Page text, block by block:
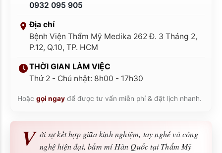
0932 095 905
Địa chỉ
Bệnh Viện Thẩm Mỹ Medika 262 Đ. 3 Tháng 2,
P.12, Q.10, TP. HCM
THỜI GIAN LÀM VIỆC
Thứ 2 - Chủ nhật: 8h00 - 17h30
Hoặc gọi ngay để được tư vấn miễn phí & đặt lịch nhanh.
V ới sự kết hợp giữa kinh nghiệm, tay nghề và công
nghệ hiện đại, bấm mí Hàn Quốc tại Thẩm Mỹ